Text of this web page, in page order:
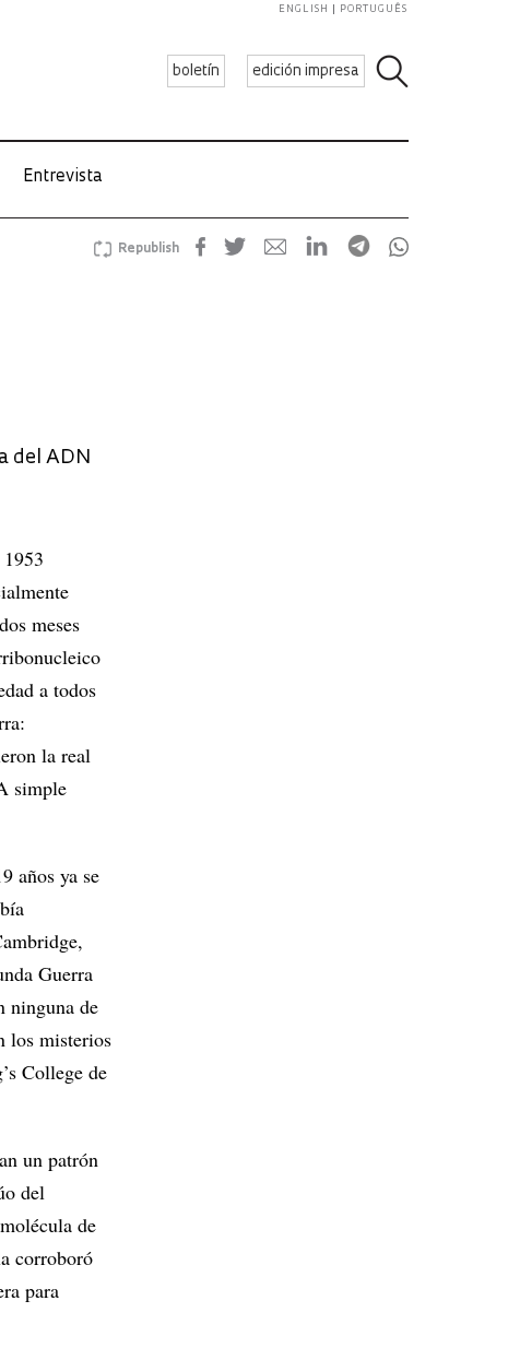
boletín edición impresa
ENGLISH PORTUGUÊS
Entrevista
Republish
del ADN
meses
a todos
la real
simple
años ya se
Guerra
ninguna de
los misterios
College de
un patrón
del
de
corroboró
para